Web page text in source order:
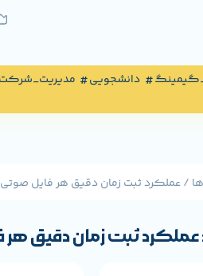
دانشجویی مدیریت_شرکت
عملکرد ثبت زمان دقیق هر فایل صوتی
ثبت زمان دقیق هر